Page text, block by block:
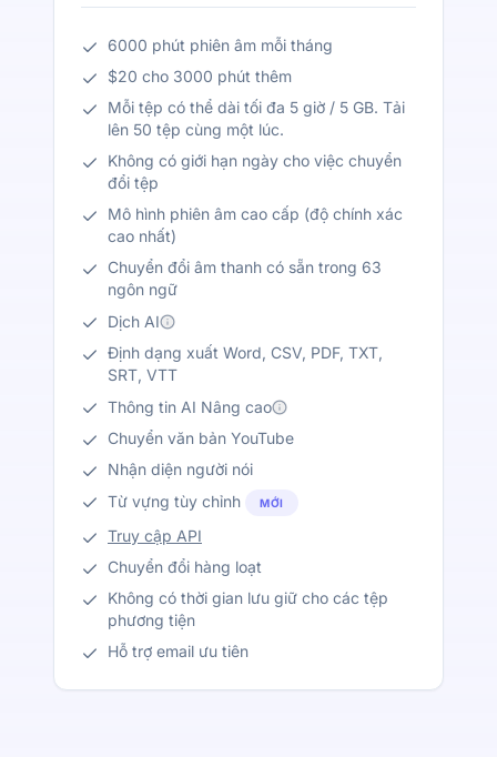
6000 phút phiên âm mỗi tháng
$20 cho 3000 phút thêm
Mỗi tệp có thể dài tối đa 5 giờ / 5 GB. Tải
lên 50 tệp cùng một lúc.
Không có giới hạn ngày cho việc chuyển
đổi tệp
Mô hình phiên âm cao cấp (độ chính xác
cao nhất)
Chuyển đổi âm thanh có sẵn trong 63
ngôn ngữ
Dịch AI
Định dạng xuất Word, CSV, PDF, TXT,
SRT, VTT
Thông tin AI Nâng cao
Chuyển văn bản YouTube
Nhận diện người nói
Từ vựng tùy chỉnh
MỚI
Truy cập API
Chuyển đổi hàng loạt
Không có thời gian lưu giữ cho các tệp
phương tiện
Hỗ trợ email ưu tiên